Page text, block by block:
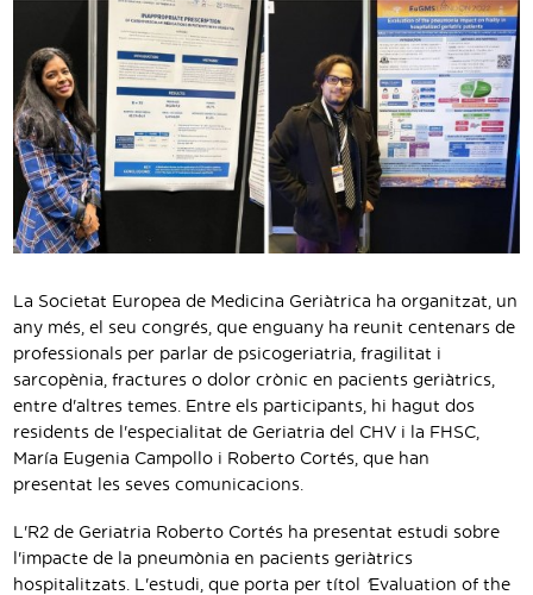
La Societat Europea de Medicina Geriàtrica ha organitzat, un
any més, el seu congrés, que enguany ha reunit centenars de
professionals per parlar de psicogeriatria, fragilitat i
sarcopènia, fractures o dolor crònic en pacients geriàtrics,
entre d'altres temes. Entre els participants, hi hagut dos
residents de l'especialitat de Geriatria del CHV i la FHSC,
María Eugenia Campollo i Roberto Cortés, que han
presentat les seves comunicacions.
L'R2 de Geriatria Roberto Cortés ha presentat estudi sobre
l'impacte de la pneumònia en pacients geriàtrics
hospitalitzats. L'estudi, que porta per títol
'Evaluation of the